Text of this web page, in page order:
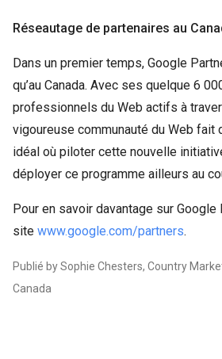
Réseautage de partenaires au
Dans un premier temps, Google
qu’au Canada. Avec ses quelque 6
professionnels du Web actifs à
vigoureuse communauté du Web fait
idéal où piloter cette nouvelle
déployer ce programme ailleurs au
Pour en savoir davantage sur
site www.google.com/partners.
Publié by Sophie Chesters, Country
Canada